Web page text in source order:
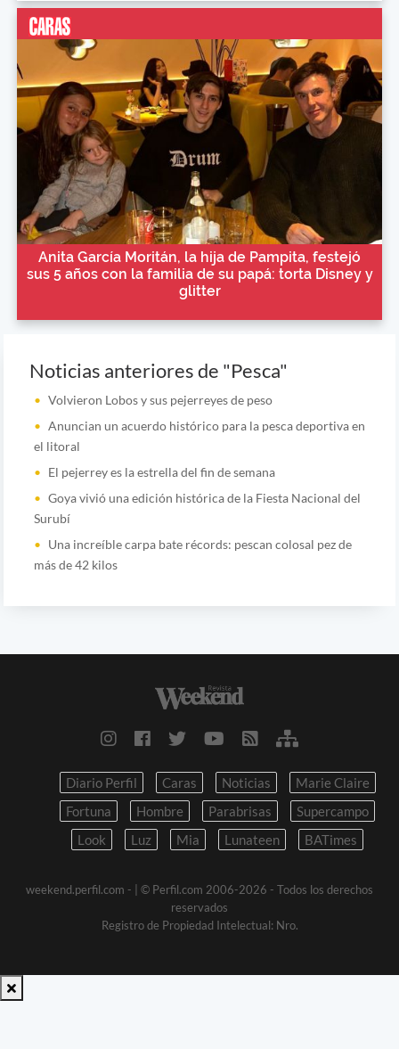
Anita García Moritán, la hija de Pampita, festejó
sus 5 años con la familia de su papá: torta Disney y
glitter
Noticias anteriores de "Pesca"
Volvieron Lobos y sus pejerreyes de peso
Anuncian un acuerdo histórico para la pesca deportiva en
el litoral
El pejerrey es la estrella del fin de semana
Goya vivió una edición histórica de la Fiesta Nacional del
Surubí
Una increíble carpa bate récords: pescan colosal pez de
más de 42 kilos
Diario Perfil Caras Noticias
Marie Claire
Fortuna
Hombre Parabrisas
Supercampo
Look
Luz Mia Lunateen BATimes
weekend.perfil.com -
| © Perfil.com 2006-2026 - Todos los derechos
reservados
Registro de Propiedad Intelectual: Nro.